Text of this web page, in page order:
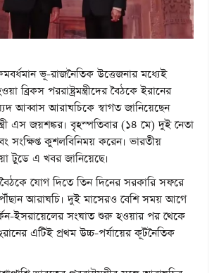
ভূ-রাজনৈতিক উত্তেজনার মধ্যেই
ব্রিকস পররাষ্ট্রমন্ত্রীদের বৈঠকে ইরানের
আব্বাস আরাঘচিকে স্বাগত জানিয়েছেন
এস জয়শঙ্কর। বৃহস্পতিবার (১৪ মে) দুই নেতা
সংক্ষিপ্ত কুশলবিনিময় করেন। ভারতীয়
টুডে এ খবর জানিয়েছে।
যোগ দিতে তিন দিনের সরকারি সফরে
পৌঁছান আরাঘচি। দুই মাসেরও বেশি সময় আগে
ইসরায়েলের সংঘাত শুরু হওয়ার পর থেকে
এটিই প্রথম উচ্চ-পর্যায়ের কূটনৈতিক